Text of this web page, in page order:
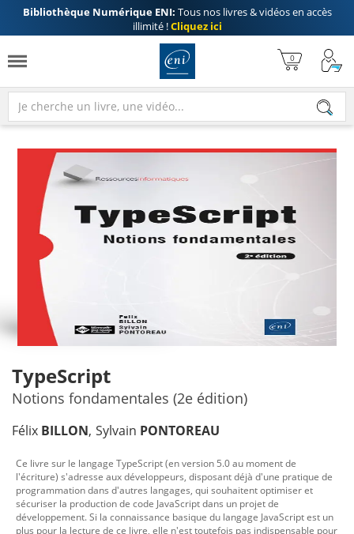
Bibliothèque Numérique ENI: Tous nos livres & vidéos en accès
illimité !Cliquez ici
TypeScript
Notions fondamentales (2e édition)
Félix BILLON Sylvain PONTOREAU
Ce livre sur le langage TypeScript (en version 5.0 au moment de
l'écriture) s'adresse aux développeurs, disposant déjà d'une pratique de
programmation dans d'autres langages, qui souhaitent optimiser et
sécuriser la production de code JavaScript dans un projet de
développement. Si la connaissance basique du langage JavaScript est un
plus pour la lecture de ce livre, elle n'est toutefois pas indispensable pour